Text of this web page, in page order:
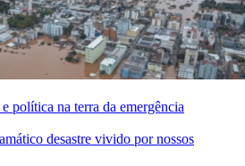
política na terra da emergência
desastre vivido por nossos